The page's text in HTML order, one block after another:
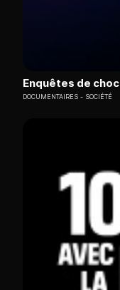
Enquêtes de choc
DOCUMENTAIRES SOCIÉTÉ